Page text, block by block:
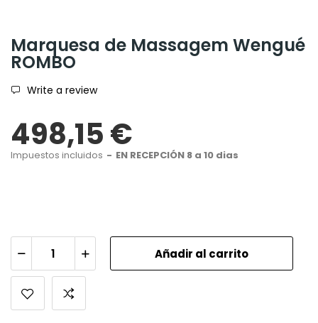
Marquesa de Massagem Wengué
ROMBO
Write a review
498,15 €
Impuestos incluidos EN RECEPCIÓN 8 a 10 dias
Añadir al carrito